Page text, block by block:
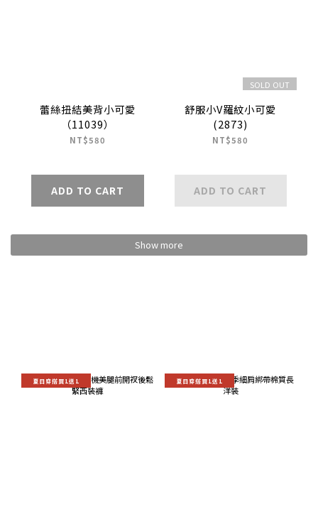
蕾絲扭結美背小可愛
（11039）
NT$580
ADD TO CART
SOLD OUT
舒服小V羅紋小可愛
(2873)
NT$580
ADD TO CART
Show more
夏日穿搭買1送1 夏日穿搭買1送1